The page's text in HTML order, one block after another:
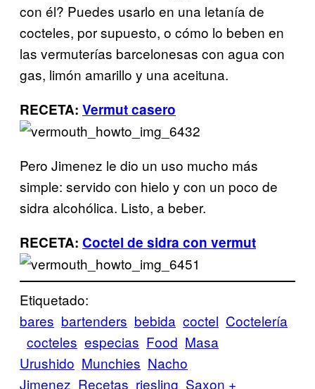
con él? Puedes usarlo en una letanía de
cocteles, por supuesto, o cómo lo beben en
las vermuterías barcelonesas con agua con
gas, limón amarillo y una aceituna.
RECETA: Vermut casero
Pero Jimenez le dio un uso mucho más
simple: servido con hielo y con un poco de
sidra alcohólica. Listo, a beber.
RECETA: Coctel de sidra con vermut
Etiquetado:
bares bartenders bebida coctel Coctelería
cocteles especias Food Masa
Urushido Munchies Nacho
Jimenez Recetas riesling Saxon +